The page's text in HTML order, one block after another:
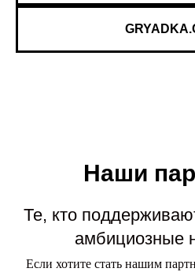
Наши
Те, кто
амбициозные
Если хотите стать нашим